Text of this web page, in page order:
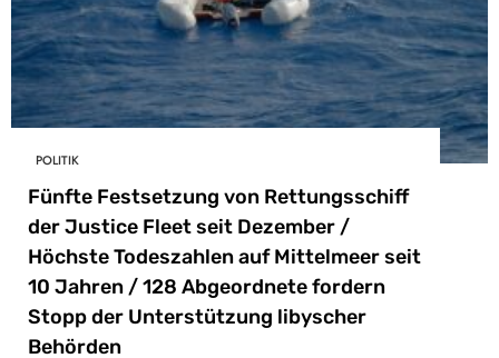
POLITIK
Fünfte Festsetzung von Rettungsschiff
der Justice Fleet seit Dezember /
Höchste Todeszahlen auf Mittelmeer seit
10 Jahren / 128 Abgeordnete fordern
Stopp der Unterstützung libyscher
Behörden